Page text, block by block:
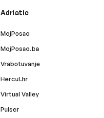
Adriatic
MojPosao
MojPosao.ba
Vrabotuvanje
Hercul.hr
Virtual Valley
Pulser